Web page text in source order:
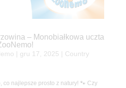
– Monobiałkowa uczta
gru 17, 2025
Country
co najlepsze prosto z natury! 🐾 Czy